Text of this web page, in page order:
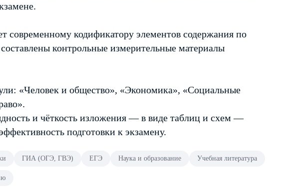
современному кодификатору элементов содержания по
контрольные измерительные материалы
«Человек и общество», «Экономика», «Социальные
и чёткость изложения — в виде таблиц и схем —
подготовки к экзамену.
ГИА (ОГЭ, ГВЭ) ЕГЭ Наука и образование Учебная литература